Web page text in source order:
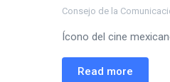
Consejo de la
Ícono del cine
Read more